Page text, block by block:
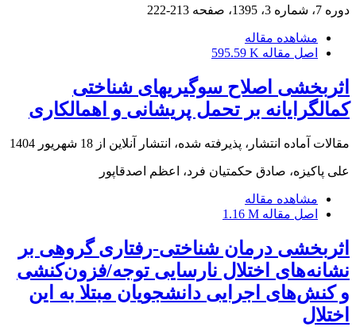
دوره 7، شماره 3، 1395، صفحه 213-222
مشاهده مقاله
اصل مقاله 595.59 K
اثربخشی اصلاح سوگیریهای شناختی
کمالگرایانه بر تحمل پریشانی و اهمالکاری
مقالات آماده انتشار، پذیرفته شده، انتشار آنلاین از 18 شهریور 1404
علی پاکیزه، صادق حکمتیان فرد، اعظم اصدقاپور
مشاهده مقاله
اصل مقاله 1.16 M
اثربخشی درمان شناختی-رفتاری گروهی بر
نشانه‌های اختلال نارسایی توجه/فزون‌کنشی
و کنش‌های اجرایی دانشجویان مبتلا به این
اختلال